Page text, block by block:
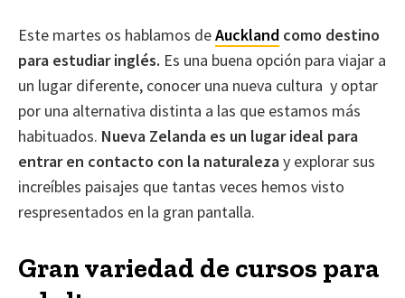
Este martes os hablamos deAuckland como destino
para estudiar inglés. Es una buena opción para viajar a
un lugar diferente, conocer una nueva cultura y optar
por una alternativa distinta a las que estamos más
habituados. Nueva Zelanda es un lugar ideal para
entrar en contacto con la naturalezay explorar sus
increíbles paisajes que tantas veces hemos visto
respresentados en la gran pantalla.
Gran variedad de cursos para